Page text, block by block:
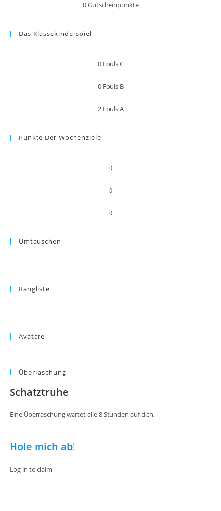
0Gutscheinpunkte
Das Klassekinderspiel
0 Fouls C
0 Fouls B
2 Fouls A
Punkte Der Wochenziele
0
0
0
Umtauschen
Rangliste
Avatare
Überraschung
Schatztruhe
Eine Überraschung wartet alle 8 Stunden auf dich.
Hole mich ab!
Log in to claim